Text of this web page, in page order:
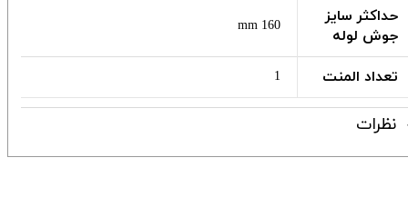
حداکثر سایز
جوش لوله
160 mm
تعداد المنت 1
نظرات